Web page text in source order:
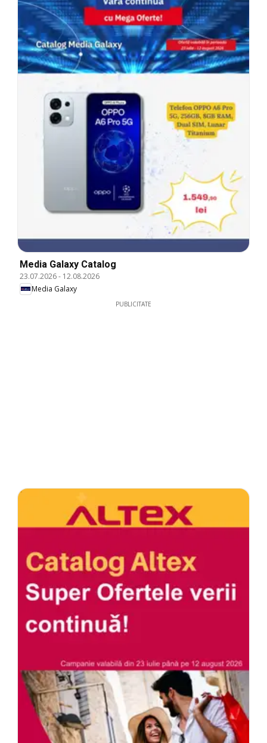
Media Galaxy Catalog
23.07.2026- 12.08.2026
Media Galaxy
PUBLICITATE